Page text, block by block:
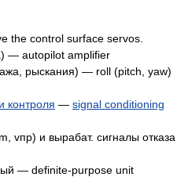
the control surface servos.
— autopilot amplifier
рыскания) — roll (pitch, yaw)
контроля — signal conditioning
vпр) и вырабат. сигналы отказа
— definite-purpose unit